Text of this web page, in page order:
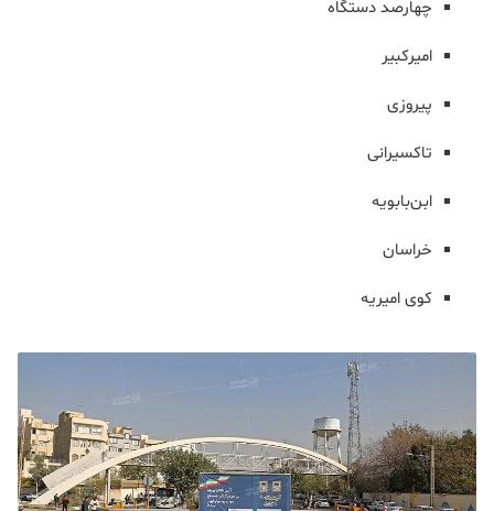
چهارصد دستگاه
امیرکبیر
پیروزی
تاکسیرانی
ابن‌بابویه
خراسان
کوی امیریه